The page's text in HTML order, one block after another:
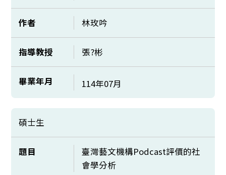
作者 林玫吟
指導教授 張?彬
畢業年月 114年07月
碩士生
題目
臺灣藝文機構Podcast評價的社
會學分析